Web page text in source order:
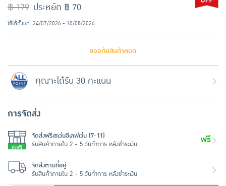
฿ 179 ประหยัด ฿ 70
ใช้ได้ตั้งแต่ 24/07/2026 - 10/08/2026
ขออภัยสินค้าหมด
คุณจะได้รับ 30 คะแนน
การจัดส่ง
จัดส่งฟรีเซเว่นอีเลฟเว่น (7-11)
รับสินค้าภายใน 2 - 5 วันทำการ หลังชำระเงิน
ฟรี
จัดส่งตามที่อยู่
รับสินค้าภายใน 2 - 5 วันทำการ หลังชำระเงิน